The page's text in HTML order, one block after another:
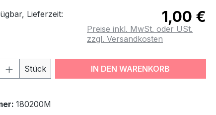
Lieferzeit:
1,00 €
Preise inkl. MwSt. oder USt.
zzgl. Versandkosten
Anzahl: Gib den gewünschten
Stück IN DEN WARENKORB
180200M